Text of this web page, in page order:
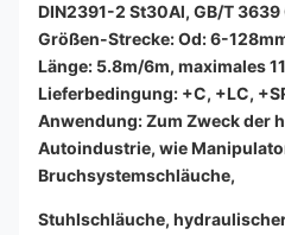
DIN2391-2 St30Al, GB/T 3639
Größen-Strecke: Od: 6-
Länge: 5.8m/6m, maximales
Lieferbedingung: +C, +LC,
Anwendung: Zum Zweck der
Autoindustrie, wie
Bruchsystemschläuche,
Stuhlschläuche,